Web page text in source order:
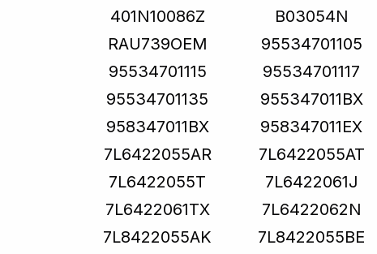
401N10086Z
B03054N
RAU739OEM
95534701105
95534701115
95534701117
95534701135
955347011BX
958347011BX
958347011EX
7L6422055AR
7L6422055AT
7L6422055T
7L6422061J
7L6422061TX
7L6422062N
7L8422055AK
7L8422055BE